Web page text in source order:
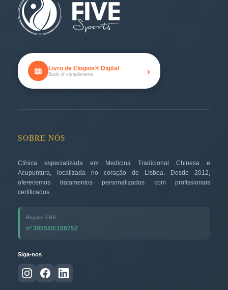
📖 Livro de Elogios® Digital
Book of compliments ›
SOBRE NÓS
Clínica especializada em Medicina Tradicional Chinesa e
Acupuntura, localizada no coração de Lisboa. Desde 2012,
oferecemos tratamentos personalizados com profissionais
certificados.
Registo ERS
nº 39558/E166752
Siga-nos